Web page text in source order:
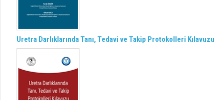
Uretra Darlıklarında Tanı, Tedavi ve Takip Protokolleri Kılavuzu